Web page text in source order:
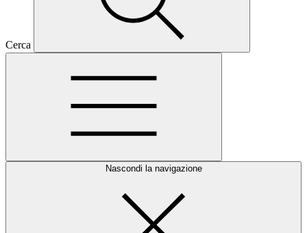
Cerca
Nascondi la navigazione